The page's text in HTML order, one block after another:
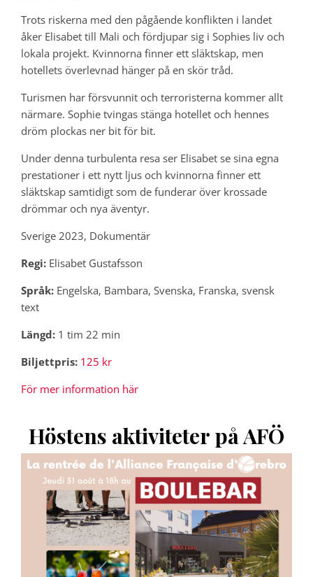
Trots riskerna med den pågående konflikten i landet
åker Elisabet till Mali och fördjupar sig i Sophies liv och
lokala projekt. Kvinnorna finner ett släktskap, men
hotellets överlevnad hänger på en skör tråd.
Turismen har försvunnit och terroristerna kommer allt
närmare. Sophie tvingas stänga hotellet och hennes
dröm plockas ner bit för bit.
Under denna turbulenta resa ser Elisabet se sina egna
prestationer i ett nytt ljus och kvinnorna finner ett
släktskap samtidigt som de funderar över krossade
drömmar och nya äventyr.
Sverige 2023, Dokumentär
Regi: Elisabet Gustafsson
Språk: Engelska, Bambara, Svenska, Franska, svensk
text
Längd: 1 tim 22 min
Biljettpris: 125 kr
För mer information här
Höstens aktiviteter på AFÖ